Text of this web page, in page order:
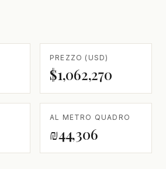
PREZZO (USD)
$1,062,270
AL METRO QUADRO
₪44,306